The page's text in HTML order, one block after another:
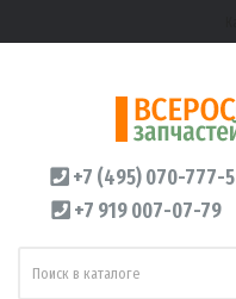
+7 (495) 070-777-5
+7 919 007-07-79